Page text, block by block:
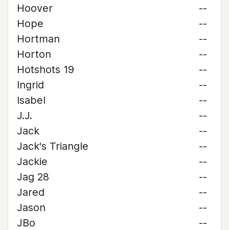
Hoover
--
Hope
--
Hortman
--
Horton
--
Hotshots 19
--
Ingrid
--
Isabel
--
J.J.
--
Jack
--
Jack's Triangle
--
Jackie
--
Jag 28
--
Jared
--
Jason
--
JBo
--